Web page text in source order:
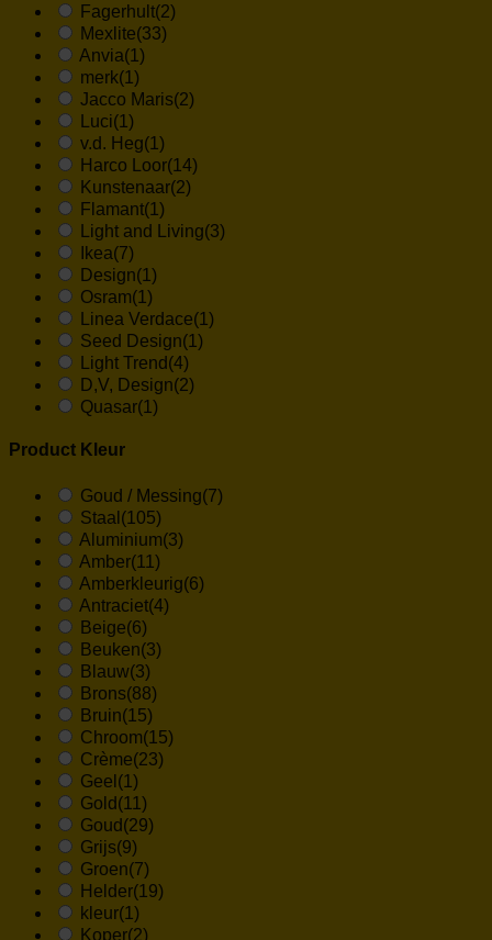
Fagerhult(2)
Mexlite(33)
Anvia(1)
merk(1)
Jacco Maris(2)
Luci(1)
v.d. Heg(1)
Harco Loor(14)
Kunstenaar(2)
Flamant(1)
Light and Living(3)
Ikea(7)
Design(1)
Osram(1)
Linea Verdace(1)
Seed Design(1)
Light Trend (4)
D,V, Design(2)
Quasar(1)
Product Kleur
Goud / Messing(7)
Staal (105)
Aluminium(3)
Amber(11)
Amberkleurig(6)
Antraciet(4)
Beige(6)
Beuken(3)
Blauw(3)
Brons(88)
Bruin(15)
Chroom(15)
Crème(23)
Geel (1)
Gold (11)
Goud (29)
Grijs(9)
Groen(7)
Helder(19)
kleur(1)
Koper(2)